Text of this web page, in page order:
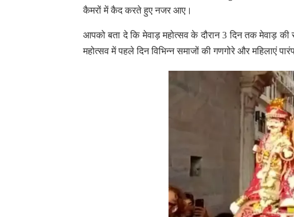
कैमरों में कैद करते हुए नजर आए।
आपको बता दे कि मेवाड़ महोत्सव के दौरान 3 दिन तक मेवाड़
महोत्सव में पहले दिन विभिन्न समाजों की गणगोरे और महिलाएं